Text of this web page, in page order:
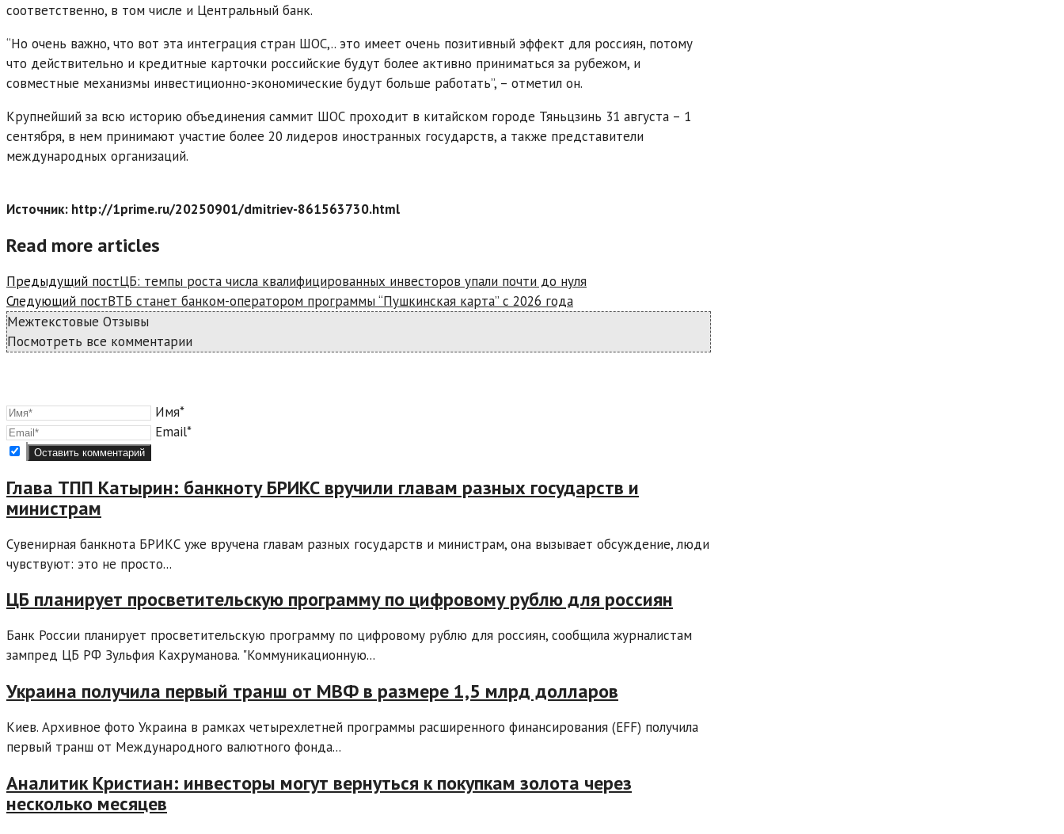
соответственно, в том числе и Центральный банк.
“Но очень важно, что вот эта интеграция стран ШОС,.. это имеет очень позитивный эффект для россиян, потому
что действительно и кредитные карточки российские будут более активно приниматься за рубежом, и
совместные механизмы инвестиционно-экономические будут больше работать”, – отметил он.
Крупнейший за всю историю объединения саммит ШОС проходит в китайском городе Тяньцзинь 31 августа – 1
сентября, в нем принимают участие более 20 лидеров иностранных государств, а также представители
международных организаций.
Источник: http://1prime.ru/20250901/dmitriev-861563730.html
Read more articles
Предыдущий постЦБ: темпы роста числа квалифицированных инвесторов упали почти до нуля
Следующий постВТБ станет банком-оператором программы “Пушкинская карта” с 2026 года
Межтекстовые Отзывы
Посмотреть все комментарии
Имя*
Email*
Глава ТПП Катырин: банкноту БРИКС вручили главам разных государств и
министрам
Сувенирная банкнота БРИКС уже вручена главам разных государств и министрам, она вызывает обсуждение, люди
чувствуют: это не просто...
ЦБ планирует просветительскую программу по цифровому рублю для россиян
Банк России планирует просветительскую программу по цифровому рублю для россиян, сообщила журналистам
зампред ЦБ РФ Зульфия Кахруманова. "Коммуникационную...
Украина получила первый транш от МВФ в размере 1,5 млрд долларов
Киев. Архивное фото Украина в рамках четырехлетней программы расширенного финансирования (EFF) получила
первый транш от Международного валютного фонда...
Аналитик Кристиан: инвесторы могут вернуться к покупкам золота через
несколько месяцев